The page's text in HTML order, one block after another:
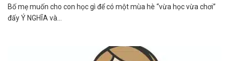
Bố mẹ muốn cho con học gì để có một mùa hè “vừa học vừa chơi”
đấy Ý NGHĨA và...